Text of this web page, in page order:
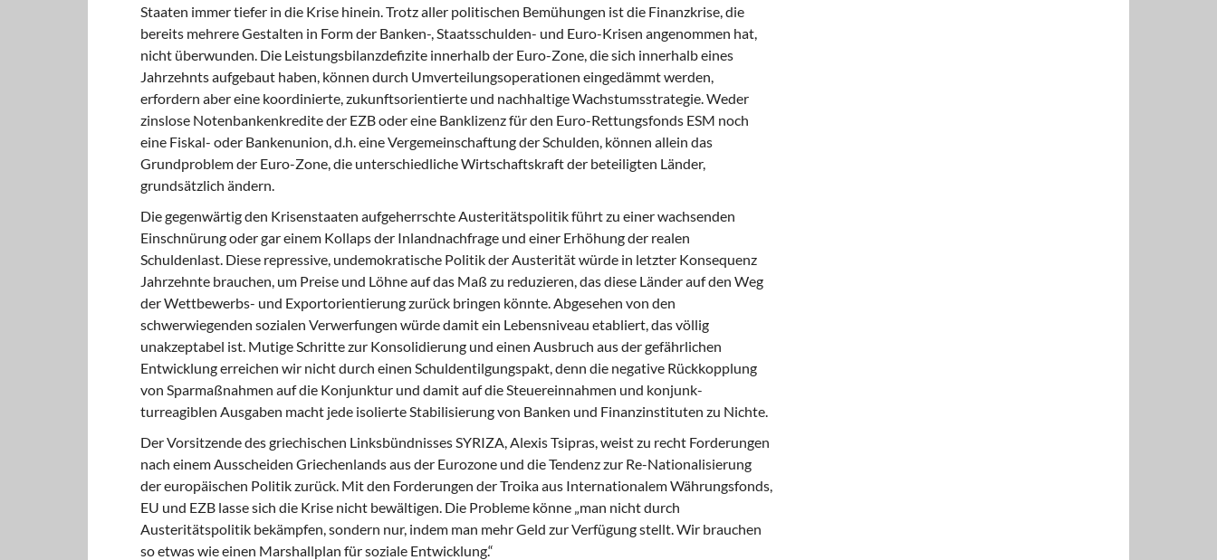
Staaten immer tiefer in die Krise hin­ein. Trotz aller politischen Bemühungen ist die Finanzkrise, die
bereits mehrere Gestal­ten in Form der Banken-, Staatsschulden- und Euro-Krisen angenommen hat,
nicht überwunden. Die Leistungsbilanzdefizite innerhalb der Euro-Zone, die sich innerhalb eines
Jahrzehnts aufgebaut haben, können durch Umverteilungsoperationen einge­dämmt werden,
erfordern aber eine koordinierte, zukunftsorientierte und nachhaltige Wachstumsstrategie. Weder
zinslose Notenbankenkredite der EZB oder eine Bankli­zenz für den Euro-Rettungsfonds ESM noch
eine Fiskal- oder Bankenunion, d.h. eine Vergemeinschaftung der Schulden, können allein das
Grundproblem der Euro-Zone, die unterschiedliche Wirtschaftskraft der beteiligten Länder,
grundsätzlich ändern.
Die gegenwärtig den Krisenstaaten aufgeherrschte Austeritätspolitik führt zu einer wachsenden
Einschnürung oder gar einem Kollaps der Inlandnachfrage und einer Er­höhung der realen
Schuldenlast. Diese repressive, undemokratische Politik der Austeri­tät würde in letzter Konsequenz
Jahrzehnte brauchen, um Preise und Löhne auf das Maß zu reduzieren, das diese Länder auf den Weg
der Wettbewerbs- und Exportorien­tierung zurück bringen könnte. Abgesehen von den
schwerwiegenden sozialen Verwer­fungen würde damit ein Lebensniveau etabliert, das völlig
unakzeptabel ist. Mutige Schritte zur Konsolidierung und einen Ausbruch aus der gefährlichen
Entwicklung errei­chen wir nicht durch einen Schuldentilgungspakt, denn die negative Rückkopplung
von Sparmaßnahmen auf die Konjunktur und damit auf die Steuereinnahmen und konjunk­
turreagiblen Ausgaben macht jede isolierte Stabilisierung von Banken und Finanzinstitu­ten zu Nichte.
Der Vorsitzende des griechischen Linksbündnisses SYRIZA, Alexis Tsipras, weist zu recht Forderungen
nach einem Ausscheiden Griechenlands aus der Eurozone und die Tendenz zur Re-Nationalisierung
der europäischen Politik zurück. Mit den Forderungen der Troika aus Internationalem Währungsfonds,
EU und EZB lasse sich die Krise nicht bewältigen. Die Probleme könne „man nicht durch
Austeritätspolitik bekämpfen, son­dern nur, indem man mehr Geld zur Verfügung stellt. Wir brauchen
so etwas wie einen Marshallplan für soziale Entwicklung.“